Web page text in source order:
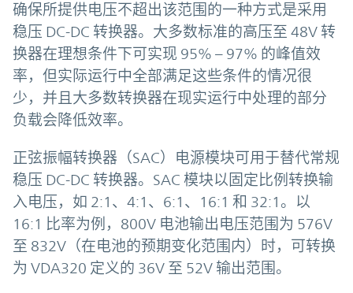
确保所提供电压不超出该范围的一种方式是采用
稳压 DC-DC 转换器。大多数标准的高压至 48V 转
换器在理想条件下可实现 95% – 97% 的峰值效
率，但实际运行中全部满足这些条件的情况很
少，并且大多数转换器在现实运行中处理的部分
负载会降低效率。
正弦振幅转换器（SAC）电源模块可用于替代常规
稳压 DC-DC 转换器。SAC 模块以固定比例转换输
入电压，如 2:1、4:1、6:1、16:1 和 32:1。以
16:1 比率为例，800V 电池输出电压范围为 576V
至 832V（在电池的预期变化范围内）时，可转换
为 VDA320 定义的 36V 至 52V 输出范围。